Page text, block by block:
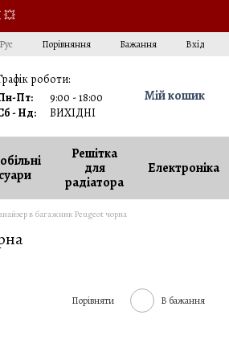
Рус Порівняння Бажання Вхід
роботи:
Пт:
9:00 - 18:00
- Нд:
ВИХІДНІ
Мій кошик
Решітка
для
радіатора
Електроніка
в багажник Peugeot чорна
Порівняти В бажання